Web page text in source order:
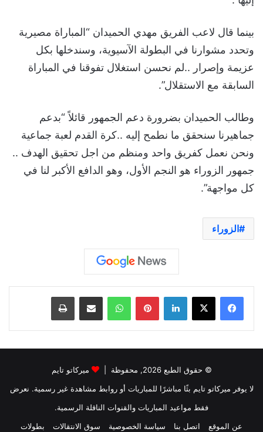
بينما قال لاعب الفريق مهدي الحميدان “المباراة مصيرية
وتحدد مشوارنا في البطولة الآسيوية، وسندخلها بكل
عزيمة وإصرار ..لم نحسن استغلال تفوقنا في المباراة
السابقة مع الاستقلال”.
وطالب الحميدان بضرورة دعم الجمهور قائلاً “بدعم
جماهيرنا سنحقق ما نطمح إليه ..كرة القدم لعبة جماعية
ونحن نعمل كفريق واحد ومنظم من اجل تحقيق الهدف ..
جمهور الزوراء هو النجم الأول، وهو الدافع الأكبر لنا في
كل مواجهة”.
الزوراء
لينكدإن بينتيريست واتساب
© حقوق الطبع 2026, محفوظة |
ميركاتو تايم
لا يوفر ميركاتو تايم بثًا مباشرًا للمباريات أو روابط مشاهدة غير رسمية. نعرض
فقط مواعيد المباريات والقنوات الناقلة الرسمية.
عن الموقع
اتصل بنا سياسة الخصوصية سوق الانتقالات بطولات